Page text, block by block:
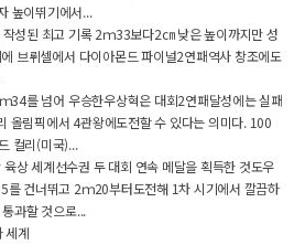
높이뛰기에서...
성된 최고 기록 2ｍ33보다2㎝ 낮은 높이까지만 성
브뤼셀에서 다이아몬드 파이널2연패역사 창조에도
34를 넘어 우승한우상혁은 대회2연패달성에는 실패
올림픽에서 4관왕에도전할 수 있다는 의미다. 100
컬리(미국)...
상 세계선수권 두 대회 연속 메달을 획득한 것도우
를 건너뛰고 2ｍ20부터도전해 1차 시기에서 깔끔하
과할 것으로...
세계